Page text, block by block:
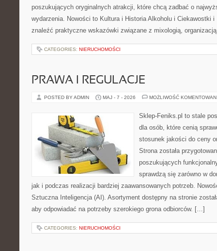
poszukujących oryginalnych atrakcji, które chcą zadbać o
wydarzenia. Nowości to Kultura i Historia Alkoholu i Ciekawostki
znaleźć praktyczne wskazówki związane z mixologią,
CATEGORIES: NIERUCHOMOŚCI
PRAWA I REGULACJE
POSTED BY ADMIN MAJ - 7 - 2026 MOŻLIWOŚĆ
Sklep-Feniks.pl to stale
dla osób, które cenią
stosunek jakości do ceny
Strona została
poszukujących
sprawdzą się zarówno w
jak i podczas realizacji bardziej zaawansowanych potrzeb.
Sztuczna Inteligencja (AI). Asortyment dostępny na stronie
aby odpowiadać na potrzeby szerokiego grona odbiorców. […]
CATEGORIES: NIERUCHOMOŚCI